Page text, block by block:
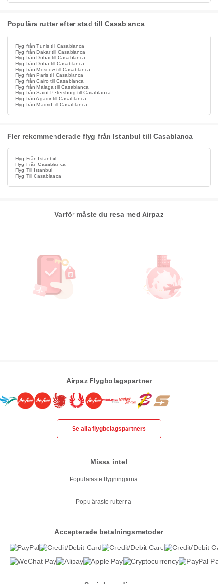
Populära rutter efter stad till Casablanca
Flyg från Tunis till Casablanca
Flyg från Dakar till Casablanca
Flyg från Dubai till Casablanca
Flyg från Doha till Casablanca
Flyg från Moscow till Casablanca
Flyg från Paris till Casablanca
Flyg från Cairo till Casablanca
Flyg från Málaga till Casablanca
Flyg från Saint Petersburg till Casablanca
Flyg från Agadir till Casablanca
Flyg från Madrid till Casablanca
Fler rekommenderade flyg från Istanbul till Casablanca
Flyg Från Istanbul
Flyg Från Casablanca
Flyg Till Istanbul
Flyg Till Casablanca
Varför måste du resa med Airpaz
Airpaz Flygbolagspartner
Se alla flygbolagspartners
Missa inte!
Populäraste flygningarna
Populäraste rutterna
Accepterade betalningsmetoder